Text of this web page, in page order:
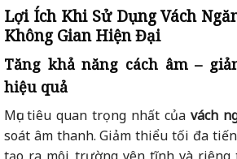
Lợi Ích Khi Sử Dụng Vách
Không Gian Hiện Đại
Tăng khả năng cách âm –
hiệu quả
Mục tiêu quan trọng nhất của vách
soát âm thanh. Giảm thiểu tối đa